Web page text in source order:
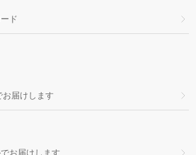
ド
届けします
お届けします